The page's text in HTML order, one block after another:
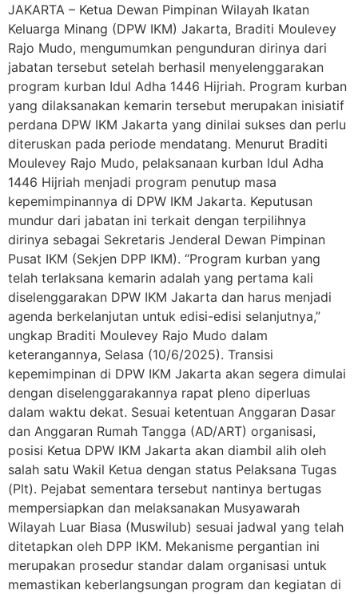
JAKARTA – Ketua Dewan Pimpinan Wilayah Ikatan
Keluarga Minang (DPW IKM) Jakarta, Braditi Moulevey
Rajo Mudo, mengumumkan pengunduran dirinya dari
jabatan tersebut setelah berhasil menyelenggarakan
program kurban Idul Adha 1446 Hijriah. Program kurban
yang dilaksanakan kemarin tersebut merupakan inisiatif
perdana DPW IKM Jakarta yang dinilai sukses dan perlu
diteruskan pada periode mendatang. Menurut Braditi
Moulevey Rajo Mudo, pelaksanaan kurban Idul Adha
1446 Hijriah menjadi program penutup masa
kepemimpinannya di DPW IKM Jakarta. Keputusan
mundur dari jabatan ini terkait dengan terpilihnya
dirinya sebagai Sekretaris Jenderal Dewan Pimpinan
Pusat IKM (Sekjen DPP IKM). “Program kurban yang
telah terlaksana kemarin adalah yang pertama kali
diselenggarakan DPW IKM Jakarta dan harus menjadi
agenda berkelanjutan untuk edisi-edisi selanjutnya,”
ungkap Braditi Moulevey Rajo Mudo dalam
keterangannya, Selasa (10/6/2025). Transisi
kepemimpinan di DPW IKM Jakarta akan segera dimulai
dengan diselenggarakannya rapat pleno diperluas
dalam waktu dekat. Sesuai ketentuan Anggaran Dasar
dan Anggaran Rumah Tangga (AD/ART) organisasi,
posisi Ketua DPW IKM Jakarta akan diambil alih oleh
salah satu Wakil Ketua dengan status Pelaksana Tugas
(Plt). Pejabat sementara tersebut nantinya bertugas
mempersiapkan dan melaksanakan Musyawarah
Wilayah Luar Biasa (Muswilub) sesuai jadwal yang telah
ditetapkan oleh DPP IKM. Mekanisme pergantian ini
merupakan prosedur standar dalam organisasi untuk
memastikan keberlangsungan program dan kegiatan di